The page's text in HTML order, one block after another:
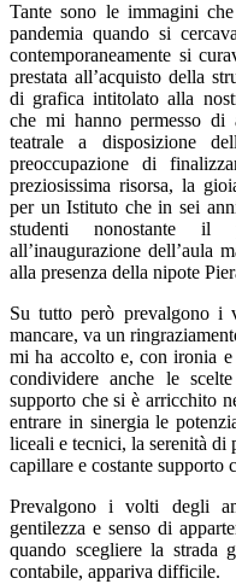
Tante sono le immagini
pandemia quando si
contemporaneamente si
prestata all’acquisto della
di grafica intitolato alla
che mi hanno permesso di
teatrale a disposizione
preoccupazione di
preziosissima risorsa, la
per un Istituto che in sei
studenti nonostante il
all’inaugurazione dell’aula
alla presenza della nipote
Su tuttoperò prevalgono i
mancare, va un
mi ha accolto e, con ironia
condividere anche le
supporto che si è arricchito
entrare in sinergia le
liceali e tecnici, la serenità di
capillare e costante supporto
Prevalgono i volti degli
gentilezza e senso di
quando scegliere la strada
contabile, appariva difficile.